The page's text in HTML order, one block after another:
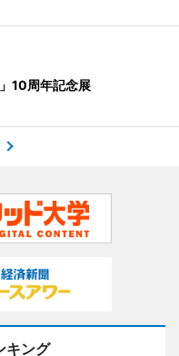
10周年記念展
キング